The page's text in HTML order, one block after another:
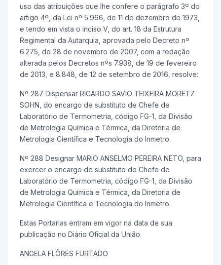
uso das atribuições que lhe confere o parágrafo 3º do
artigo 4º, da Lei nº 5.966, de 11 de dezembro de 1973,
e tendo em vista o inciso V, do art. 18 da Estrutura
Regimental da Autarquia, aprovada pelo Decreto nº
6.275, de 28 de novembro de 2007, com a redação
alterada pelos Decretos nºs 7.938, de 19 de fevereiro
de 2013, e 8.848, de 12 de setembro de 2016, resolve:
Nº 287 Dispensar RICARDO SAVIO TEIXEIRA MORETZ
SOHN, do encargo de substituto de Chefe de
Laboratório de Termometria, código FG-1, da Divisão
de Metrologia Química e Térmica, da Diretoria de
Metrologia Científica e Tecnologia do Inmetro.
Nº 288 Designar MARIO ANSELMO PEREIRA NETO, para
exercer o encargo de substituto de Chefe de
Laboratório de Termometria, código FG-1, da Divisão
de Metrologia Química e Térmica, da Diretoria de
Metrologia Científica e Tecnologia do Inmetro.
Estas Portarias entram em vigor na data de sua
publicação no Diário Oficial da União.
ANGELA FLÔRES FURTADO